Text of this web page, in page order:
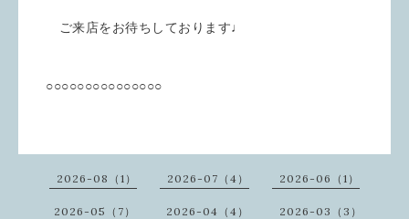
ご来店をお待ちしております♩
○○○○○○○○○○○○○○○
2026-08（1） 2026-07（4） 2026-06（1）
2026-05（7） 2026-04（4） 2026-03（3）